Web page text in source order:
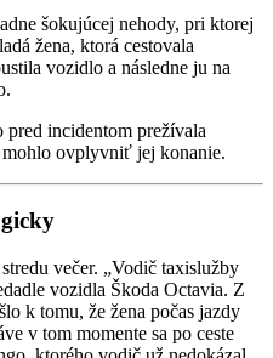
šokujúcej nehody, pri ktorej
žena, ktorá cestovala
vozidlo a následne ju na
incidentom prežívala
mohlo ovplyvniť jej konanie.
večer. „Vodič taxislužby
vozidla Škoda Octavia. Z
k tomu, že žena počas jazdy
v tom momente sa po ceste